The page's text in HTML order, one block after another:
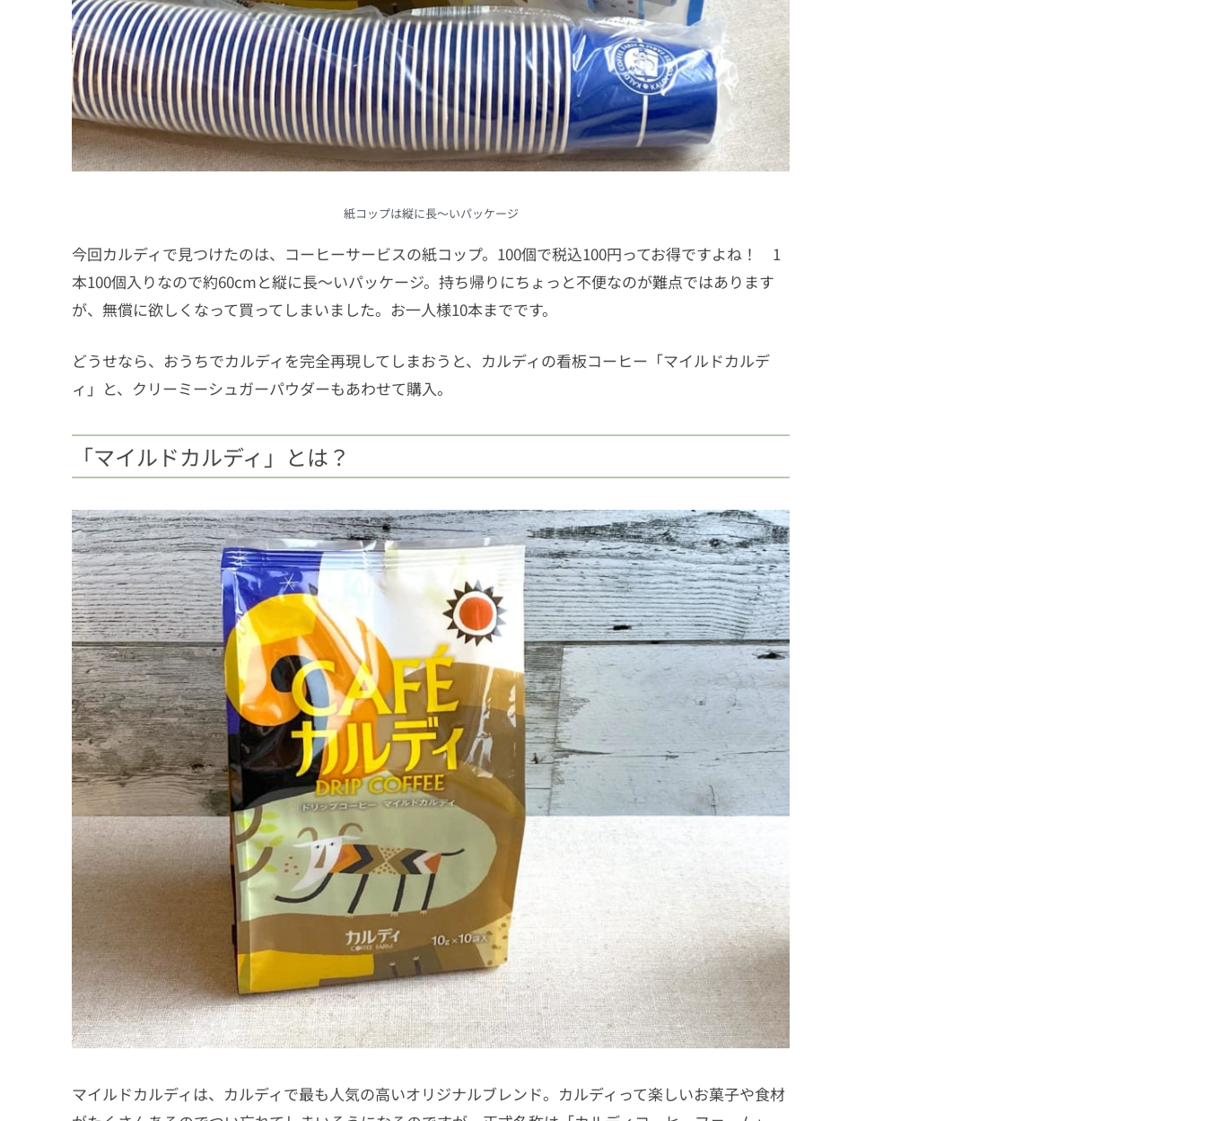
紙コップは縦に長〜いパッケージ
今回カルディで見つけたのは、コーヒーサービスの紙コップ。100個で税込100円ってお得ですよね！ 1
本100個入りなので約60cmと縦に長〜いパッケージ。持ち帰りにちょっと不便なのが難点ではあります
が、無償に欲しくなって買ってしまいました。お一人様10本までです。
どうせなら、おうちでカルディを完全再現してしまおうと、カルディの看板コーヒー「マイルドカルデ
ィ」と、クリーミーシュガーパウダーもあわせて購入。
「マイルドカルディ」とは？
マイルドカルディは、カルディで最も人気の高いオリジナルブレンド。カルディって楽しいお菓子や食材